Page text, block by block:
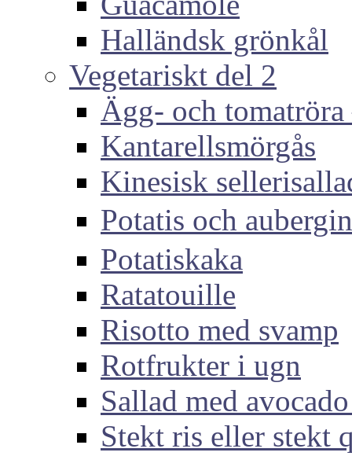
Halländsk grönkål
Vegetariskt del 2
Ägg- och
Kantarellsmörgås
Kinesisk
Potatis och
Potatiskaka
Ratatouille
Risotto med svamp
Rotfrukter i ugn
Sallad med
Stekt ris eller stekt